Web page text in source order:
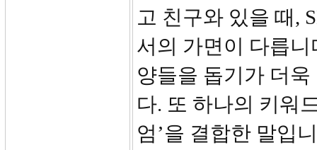
고 친구와 있을 때,
서의 가면이 다릅
양들을 돕기가 더
다. 또 하나의 키워
엄’을 결합한 말입